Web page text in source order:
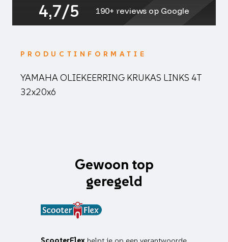
4,7/5 190+ reviews op Google
PRODUCTINFORMATIE
YAMAHA OLIEKEERRING KRUKAS LINKS 4T
32x20x6
Gewoon top
geregeld